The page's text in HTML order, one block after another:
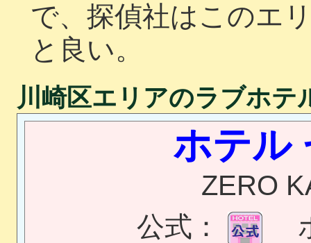
で、探偵社はこのエ
と良い。
川崎区エリアのラブホテ
ホテル
ZERO
公式：